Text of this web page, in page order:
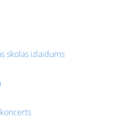
skolas izlaidums